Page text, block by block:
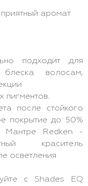
аромат
подходит для
блеска волосам,
пигментов.
после стойкого
покрытие до 50%
Мантре Redken -
краситель
осветления
с Shades EQ